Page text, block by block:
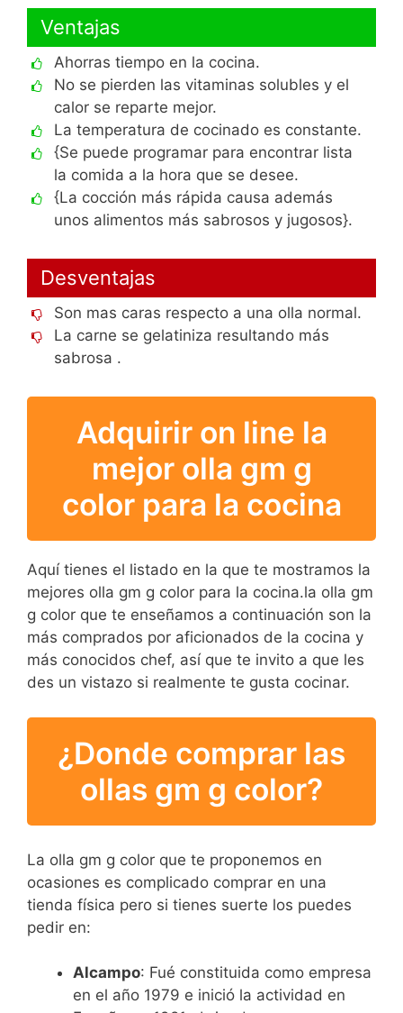
Ventajas
Ahorras tiempo en la cocina.
No se pierden las vitaminas solubles y el
calor se reparte mejor.
La temperatura de cocinado es constante.
{Se puede programar para encontrar lista
la comida a la hora que se desee.
{La cocción más rápida causa además
unos alimentos más sabrosos y jugosos}.
Desventajas
Son mas caras respecto a una olla normal.
La carne se gelatiniza resultando más
sabrosa .
Adquirir on line la
mejor olla gm g
color para la cocina
Aquí tienes el listado en la que te mostramos la
mejores olla gm g color para la cocina.la olla gm
g color que te enseñamos a continuación son la
más comprados por aficionados de la cocina y
más conocidos chef, así que te invito a que les
des un vistazo si realmente te gusta cocinar.
¿Donde comprar las
ollas gm g color?
La olla gm g color que te proponemos en
ocasiones es complicado comprar en una
tienda física pero si tienes suerte los puedes
pedir en:
Alcampo: Fué constituida como empresa
en el año 1979 e inició la actividad en